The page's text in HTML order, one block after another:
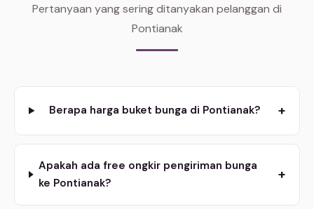
Pertanyaan yang sering ditanyakan pelanggan di
Pontianak
Berapa harga buket bunga di Pontianak? +
Apakah ada free ongkir pengiriman bunga
ke Pontianak?
+